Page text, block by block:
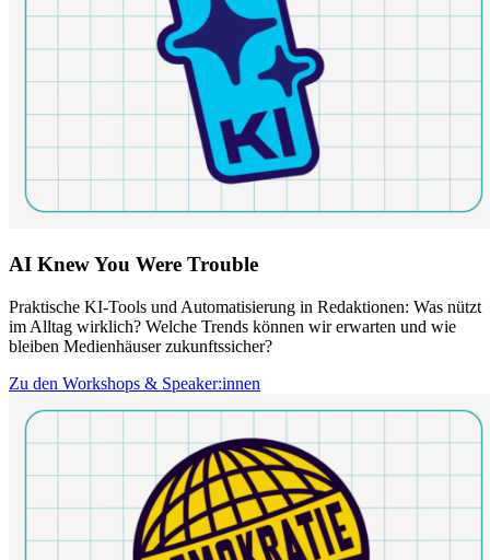
AI Knew You Were Trouble
Praktische KI-Tools und Automatisierung in Redaktionen: Was nützt
im Alltag wirklich? Welche Trends können wir erwarten und wie
bleiben Medienhäuser zukunftssicher?
Zu den Workshops & Speaker:innen